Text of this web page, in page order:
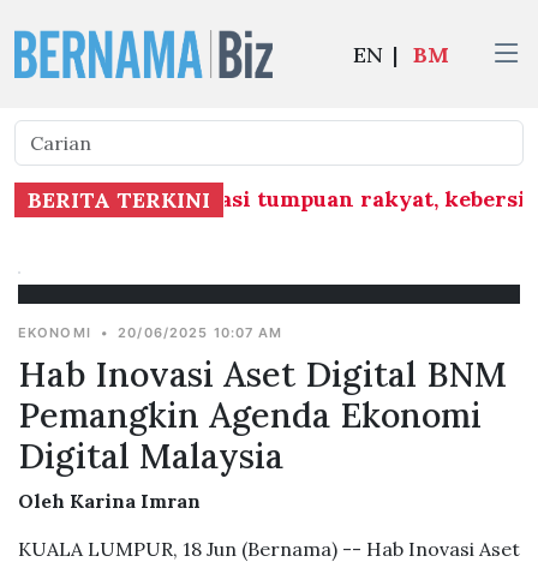
EN | BM
BERITA TERKINI
ambil kira lokasi tumpuan rakyat,
EKONOMI • 20/06/2025 10:07 AM
Hab Inovasi Aset Digital BNM
Pemangkin Agenda Ekonomi
Digital Malaysia
Oleh Karina Imran
KUALA LUMPUR, 18 Jun (Bernama) -- Hab Inovasi Aset